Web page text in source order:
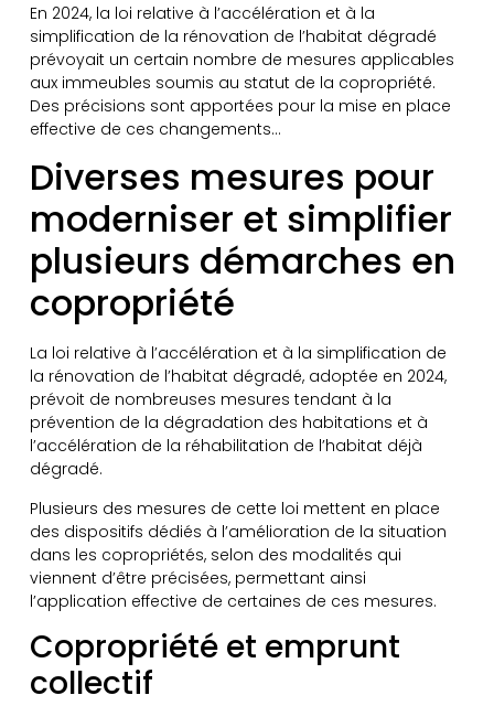
En 2024, la loi relative à l’accélération et à la
simplification de la rénovation de l’habitat dégradé
prévoyait un certain nombre de mesures applicables
aux immeubles soumis au statut de la copropriété.
Des précisions sont apportées pour la mise en place
effective de ces changements…
Diverses mesures pour
moderniser et simplifier
plusieurs démarches en
copropriété
La loi relative à l’accélération et à la simplification de
la rénovation de l’habitat dégradé, adoptée en 2024,
prévoit de nombreuses mesures tendant à la
prévention de la dégradation des habitations et à
l’accélération de la réhabilitation de l’habitat déjà
dégradé.
Plusieurs des mesures de cette loi mettent en place
des dispositifs dédiés à l’amélioration de la situation
dans les copropriétés, selon des modalités qui
viennent d’être précisées, permettant ainsi
l’application effective de certaines de ces mesures.
Copropriété et emprunt
collectif